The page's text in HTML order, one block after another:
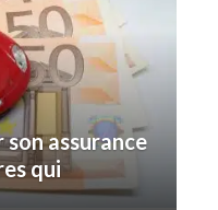
assurance
qui